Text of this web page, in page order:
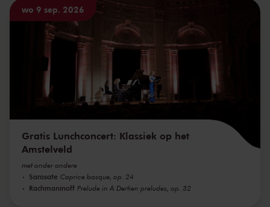
wo 9 sep. 2026
Gratis Lunchconcert: Klassiek op het
Amstelveld
met onder andere
Sarasate Caprice basque, op. 24
Rachmaninoff Prelude in A Dertien preludes, op. 32